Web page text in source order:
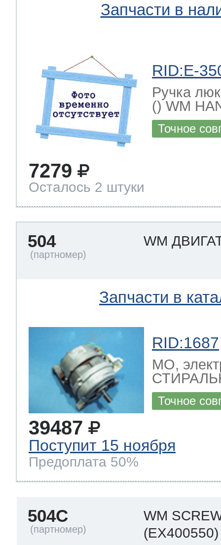
Запчасти в
RID:E-
Ручка
() WM
Точное
7279
Осталось 2 штуки
504 WM
Запчасти в
RID:1687
МО,
Точное
39487
Поступит 15 ноября
Предоплата 50%
504C
WM
(EX400550)